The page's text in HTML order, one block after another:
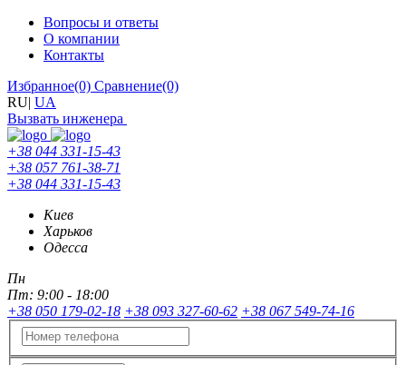
Вопросы и ответы
О компании
Контакты
Избранное(0) Сравнение(0)
RU| UA
Вызвать инженера
+38 044 331-15-43
+38 057 761-38-71
+38 044 331-15-43
Киев
Харьков
Одесса
Пн
Пт: 9:00 - 18:00
+38 050 179-02-18 +38 093 327-60-62 +38 067 549-74-16